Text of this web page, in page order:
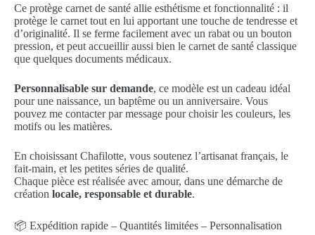
Ce protège carnet de santé allie esthétisme et fonctionnalité : il
protège le carnet tout en lui apportant une touche de tendresse et
d’originalité. Il se ferme facilement avec un rabat ou un bouton
pression, et peut accueillir aussi bien le carnet de santé classique
que quelques documents médicaux.
Personnalisable sur demande, ce modèle est un cadeau idéal
pour une naissance, un baptême ou un anniversaire. Vous
pouvez me contacter par message pour choisir les couleurs, les
motifs ou les matières.
En choisissant Chafilotte, vous soutenez l’artisanat français, le
fait-main, et les petites séries de qualité.
Chaque pièce est réalisée avec amour, dans une démarche de
création locale, responsable et durable.
📦 Expédition rapide – Quantités limitées – Personnalisation